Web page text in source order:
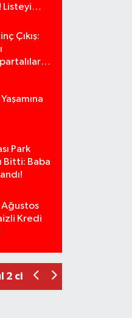
Listeyi
Çıkış:
Park
Bitti: Baba
Ağustos
Kredi
Silah Operasyonu: 165
Kazaya Neden Oldu: 13
2 cinayet daha